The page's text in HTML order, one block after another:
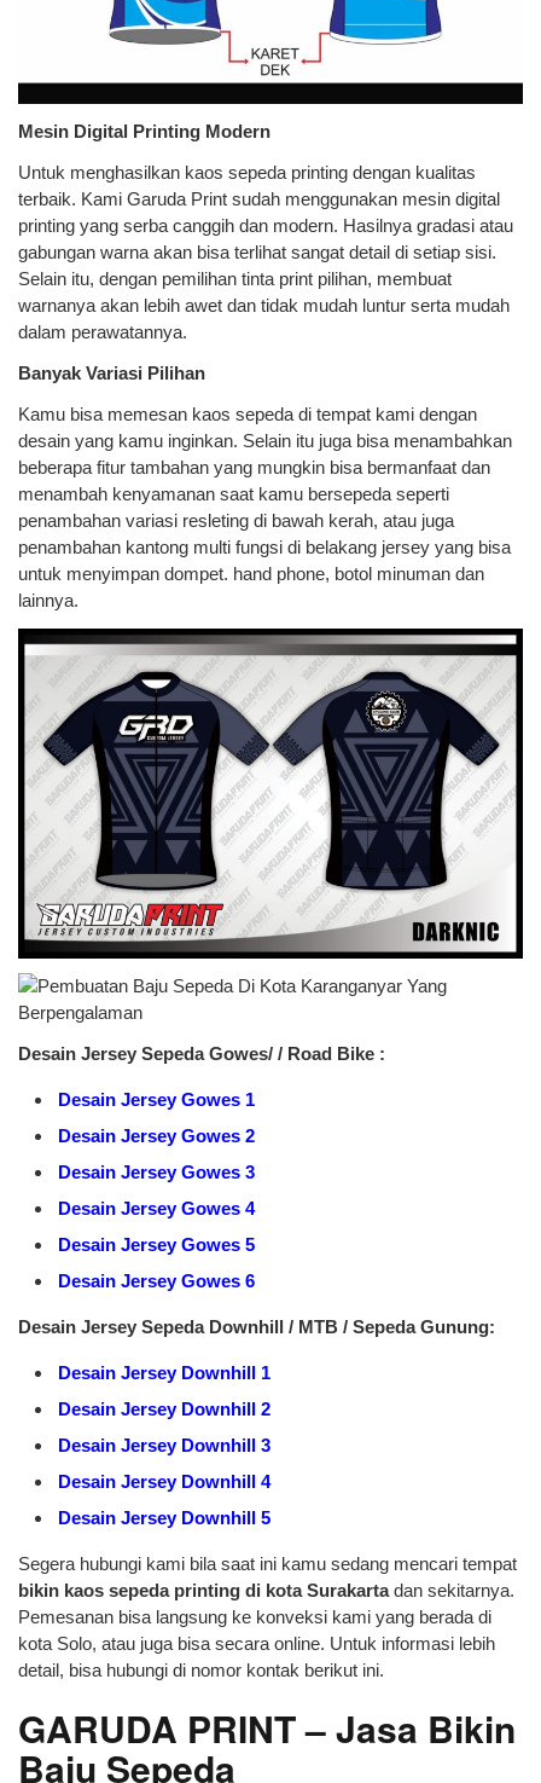
Mesin Digital Printing Modern
Untuk menghasilkan kaos sepeda printing dengan kualitas
terbaik. Kami Garuda Print sudah menggunakan mesin digital
printing yang serba canggih dan modern. Hasilnya gradasi atau
gabungan warna akan bisa terlihat sangat detail di setiap sisi.
Selain itu, dengan pemilihan tinta print pilihan, membuat
warnanya akan lebih awet dan tidak mudah luntur serta mudah
dalam perawatannya.
Banyak Variasi Pilihan
Kamu bisa memesan kaos sepeda di tempat kami dengan
desain yang kamu inginkan. Selain itu juga bisa menambahkan
beberapa fitur tambahan yang mungkin bisa bermanfaat dan
menambah kenyamanan saat kamu bersepeda seperti
penambahan variasi resleting di bawah kerah, atau juga
penambahan kantong multi fungsi di belakang jersey yang bisa
untuk menyimpan dompet. hand phone, botol minuman dan
lainnya.
Desain Jersey Sepeda Gowes/ / Road Bike :
Desain Jersey Gowes 1
Desain Jersey Gowes 2
Desain Jersey Gowes 3
Desain Jersey Gowes 4
Desain Jersey Gowes 5
Desain Jersey Gowes 6
Desain Jersey Sepeda Downhill / MTB / Sepeda Gunung:
Desain Jersey Downhill 1
Desain Jersey Downhill 2
Desain Jersey Downhill 3
Desain Jersey Downhill 4
Desain Jersey Downhill 5
Segera hubungi kami bila saat ini kamu sedang mencari tempat
bikin kaos sepeda printing di kota Surakartadan sekitarnya.
Pemesanan bisa langsung ke konveksi kami yang berada di
kota Solo, atau juga bisa secara online. Untuk informasi lebih
detail, bisa hubungi di nomor kontak berikut ini.
GARUDA PRINT – Jasa Bikin
Baju Sepeda